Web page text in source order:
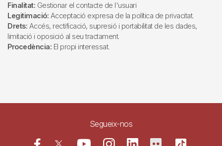
Finalitat: Gestionar el contacte de l'usuari
Legitimació: Acceptació expresa de la política de privacitat.
Drets: Accés, rectificació, supresió i portabilitat de les dades,
limitació i oposició al seu tractament.
Procedència: El propi interessat.
Segueix-nos